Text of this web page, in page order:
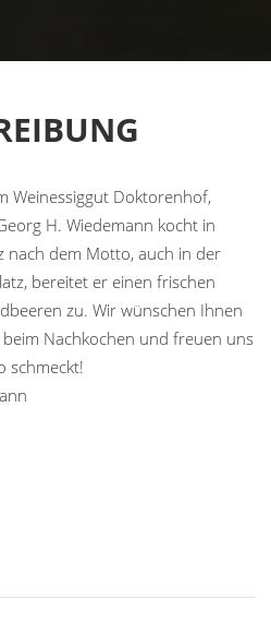
Weinessiggut Doktorenhof,
H. Wiedemann kocht in
nach dem Motto, auch in der
bereitet er einen frischen
zu. Wir wünschen Ihnen
Nachkochen und freuen uns
schmeckt!